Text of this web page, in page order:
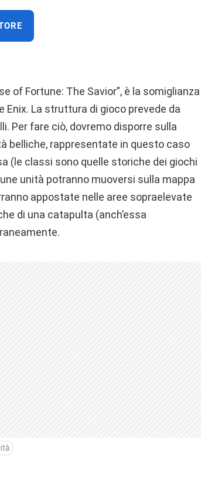
of Fortune: The Savior”, è la somiglianza
La struttura di gioco prevede da
Per fare ciò, dovremo disporre sulla
belliche, rappresentate in questo caso
(le classi sono quelle storiche dei giochi
unità potranno muoversi sulla mappa
appostate nelle aree sopraelevate
di una catapulta (anch’essa